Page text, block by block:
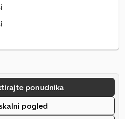
ponudnika
pogled